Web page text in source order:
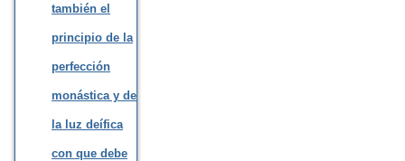
también el
principio de la
perfección
monástica y de
la luz deífica
con que debe